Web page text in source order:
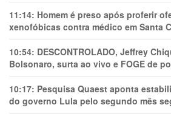
11:14: Homem é preso após proferir
xenofóbicas contra médico em Santa
10:54: DESCONTROLADO, Jeffrey
Bolsonaro, surta ao vivo e FOGE de
10:17: Pesquisa Quaest aponta
do governo Lula pelo segundo mês